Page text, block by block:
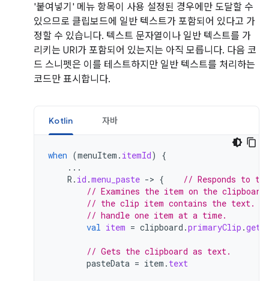
'붙여넣기' 메뉴 항목이 사용 설정된 경우에만 도달할 수
있으므로 클립보드에 일반 텍스트가 포함되어 있다고 가
정할 수 있습니다. 텍스트 문자열이나 일반 텍스트를 가
리키는 URI가 포함되어 있는지는 아직 모릅니다. 다음 코
드 스니펫은 이를 테스트하지만 일반 텍스트를 처리하는
코드만 표시합니다.
Kotlin 자바
when (menuItem . itemId)
{
...
R . id .menu_paste -> {
// Responds to
// Examines the item on the
// the clip item contains the text.
// handle one item at a time.
val item = clipboard .primaryClip .
// Gets the clipboard as text.
pasteData = item . text